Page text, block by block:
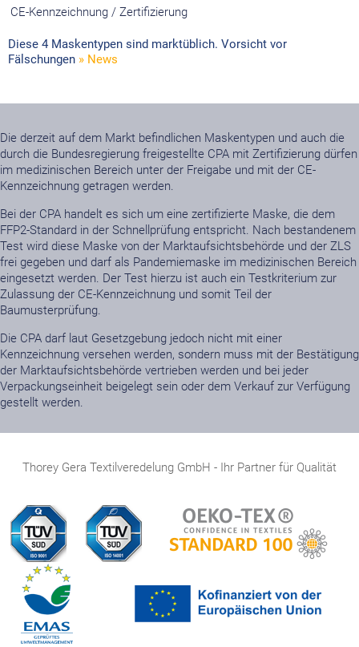
durch das Tragen können Geschwindigkeit des Atemstroms oder
CE-Kennzeichnung / Zertifizierung
Keine
Diese 4 Maskentypen sind marktüblich. Vorsicht vor
Fälschungen » News
Die derzeit auf dem Markt befindlichen Maskentypen und auch die
durch die Bundesregierung freigestellte CPA mit Zertifizierung dürfen
im medizinischen Bereich unter der Freigabe und mit der CE-
Kennzeichnung getragen werden.
Bei der CPA handelt es sich um eine zertifizierte Maske, die dem
FFP2-Standard in der Schnellprüfung entspricht. Nach bestandenem
Test wird diese Maske von der Marktaufsichtsbehörde und der ZLS
frei gegeben und darf als Pandemiemaske im medizinischen Bereich
eingesetzt werden. Der Test hierzu ist auch ein Testkriterium zur
Zulassung der CE-Kennzeichnung und somit Teil der
Baumusterprüfung.
Die CPA darf laut Gesetzgebung jedoch nicht mit einer
Kennzeichnung versehen werden, sondern muss mit der Bestätigung
der Marktaufsichtsbehörde vertrieben werden und bei jeder
Verpackungseinheit beigelegt sein oder dem Verkauf zur Verfügung
gestellt werden.
Thorey Gera Textilveredelung GmbH - Ihr Partner für Qualität